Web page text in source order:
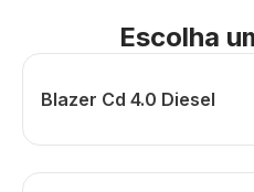
Escolha
Blazer Cd 4.0 Diesel